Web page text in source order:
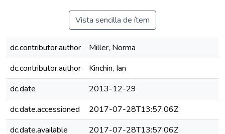
Vista sencilla de ítem
dc.contributor.author
Miller, Norma
dc.contributor.author
Kinchin, Ian
dc.date
2013-12-29
dc.date.accessioned
2017-07-28T13:57:06Z
dc.date.available
2017-07-28T13:57:06Z